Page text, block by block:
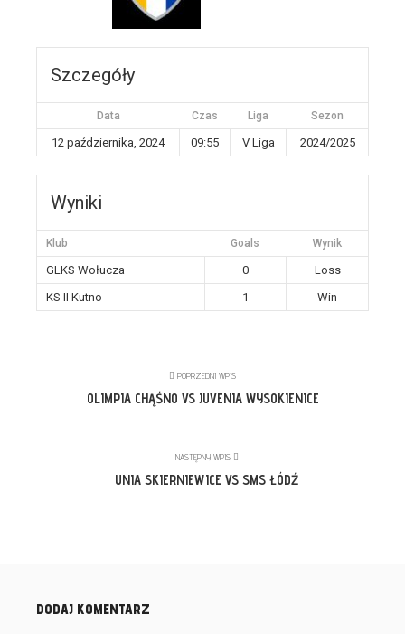
Szczegóły
Data Czas Liga Sezon
12 października, 2024 09:55 V Liga 2024/2025
Wyniki
Klub Goals Wynik
GLKS Wołucza 0
Loss
KS II Kutno
1 Win
POPRZEDNI WPIS
OLIMPIA CHĄŚNO VS JUVENIA WYSOKIENICE
NASTĘPNY WPIS
UNIA SKIERNIEWICE VS SMS ŁÓDŹ
DODAJ KOMENTARZ